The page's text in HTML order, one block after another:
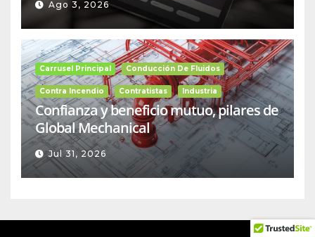
Ago 3, 2026
Carrusel Principal Conducción De Fluidos
Contra Incendio Contratistas Industria
Confianza y beneficio mutuo, pilares de
Global Mechanical
Jul 31, 2026